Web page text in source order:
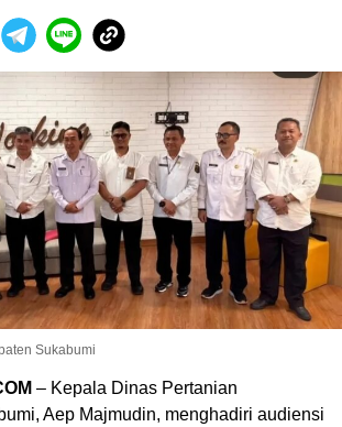
Sukabumi
– Kepala Dinas Pertanian
Aep Majmudin, menghadiri audiensi